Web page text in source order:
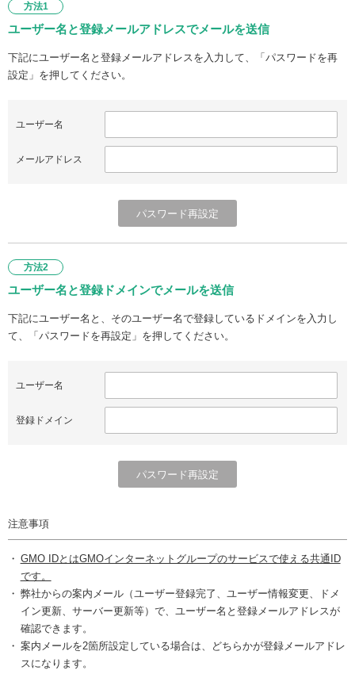
方法1
ユーザー名と登録メールアドレスでメールを送信
下記にユーザー名と登録メールアドレスを入力して、「パスワードを再
設定」を押してください。
ユーザー名
メールアドレス
方法2
ユーザー名と登録ドメインでメールを送信
下記にユーザー名と、そのユーザー名で登録しているドメインを入力し
て、「パスワードを再設定」を押してください。
ユーザー名
登録ドメイン
注意事項
GMO IDとはGMOインターネットグループのサービスで使える共通ID
です。
弊社からの案内メール（ユーザー登録完了、ユーザー情報変更、ドメ
イン更新、サーバー更新等）で、ユーザー名と登録メールアドレスが
確認できます。
案内メールを2箇所設定している場合は、どちらかが登録メールアドレ
スになります。